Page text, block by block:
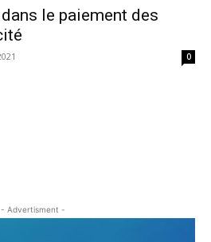
le paiement des
0
- Advertisment -